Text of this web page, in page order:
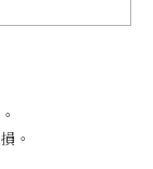
。